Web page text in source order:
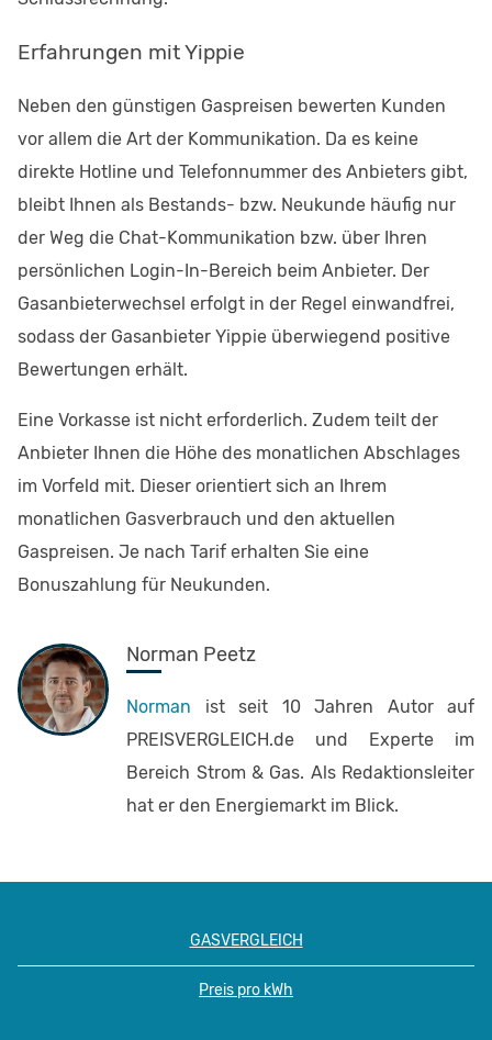
Erfahrungen mit Yippie
Neben den günstigen Gaspreisen bewerten Kunden
vor allem die Art der Kommunikation. Da es keine
direkte Hotline und Telefonnummer des Anbieters gibt,
bleibt Ihnen als Bestands- bzw. Neukunde häufig nur
der Weg die Chat-Kommunikation bzw. über Ihren
persönlichen Login-In-Bereich beim Anbieter. Der
Gasanbieterwechsel erfolgt in der Regel einwandfrei,
sodass der Gasanbieter Yippie überwiegend positive
Bewertungen erhält.
Eine Vorkasse ist nicht erforderlich. Zudem teilt der
Anbieter Ihnen die Höhe des monatlichen Abschlages
im Vorfeld mit. Dieser orientiert sich an Ihrem
monatlichen Gasverbrauch und den aktuellen
Gaspreisen. Je nach Tarif erhalten Sie eine
Bonuszahlung für Neukunden.
Norman Peetz
Norman ist seit 10 Jahren Autor auf
PREISVERGLEICH.de und Experte im
Bereich Strom & Gas. Als Redaktionsleiter
hat er den Energiemarkt im Blick.
GASVERGLEICH
Preis pro kWh